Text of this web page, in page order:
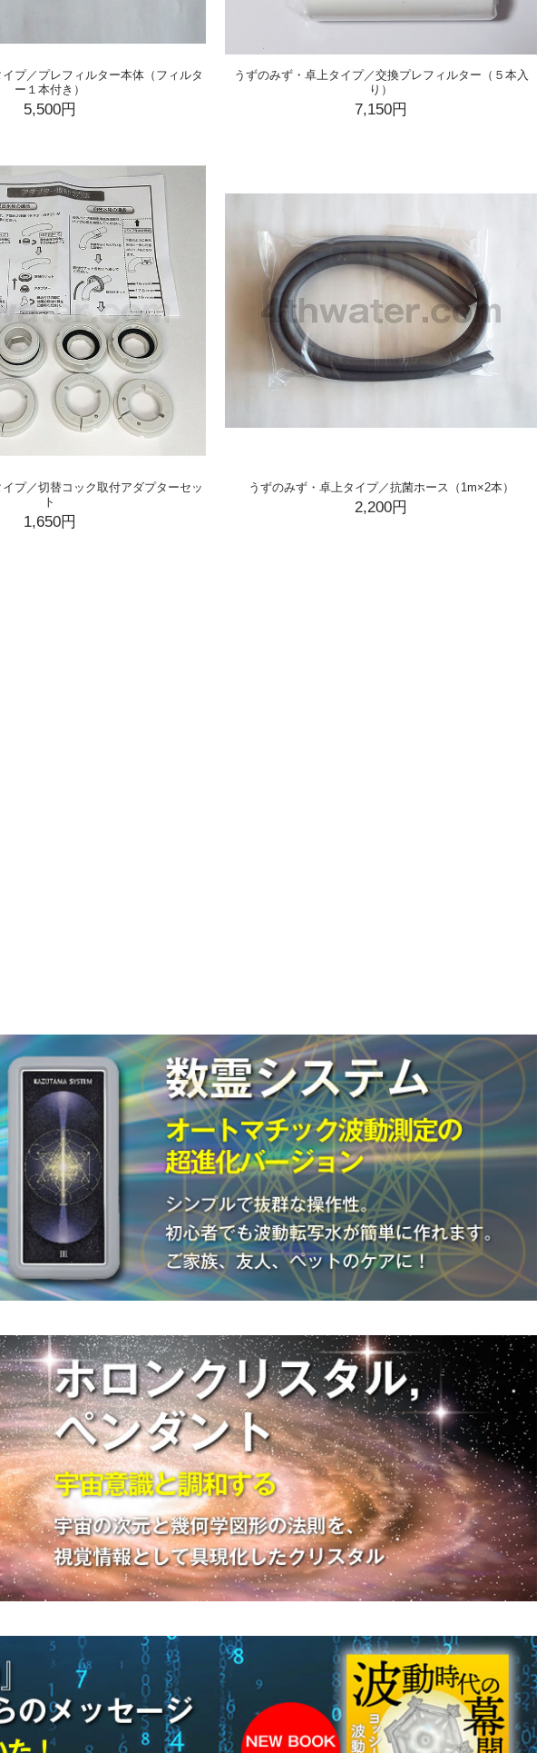
プ／プレフィルター本体（フィルタ
ー１本付き）
5,500円
うずのみず・卓上タイプ／交換プレフィルター（５本入
り）
7,150円
プ／切替コック取付アダプターセッ
ト
1,650円
うずのみず・卓上タイプ／抗菌ホース（1m×2本）
2,200円